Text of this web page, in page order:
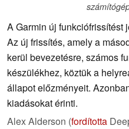
A Garmin új funkciófrissítést
Az új frissítés, amely a
kerül bevezetésre, számos
készülékhez, köztük a
állapot előzményeit.
kiadásokat érinti.
Alex Alderson (fordította